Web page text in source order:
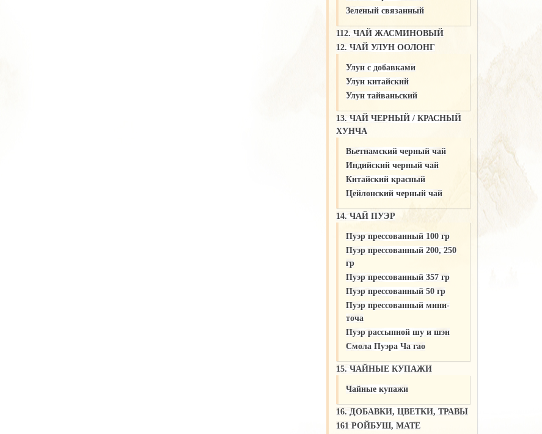
Зеленый связанный
112. ЧАЙ ЖАСМИНОВЫЙ
12. ЧАЙ УЛУН ООЛОНГ
Улун c добавками
Улун китайский
Улун тайваньский
13. ЧАЙ ЧЕРНЫЙ / КРАСНЫЙ
ХУНЧА
Вьетнамский черный чай
Индийский черный чай
Китайский красный
Цейлонский черный чай
14. ЧАЙ ПУЭР
Пуэр прессованный 100 гр
Пуэр прессованный 200, 250
гр
Пуэр прессованный 357 гр
Пуэр прессованный 50 гр
Пуэр прессованный мини-
точа
Пуэр рассыпной шу и шэн
Смола Пуэра Ча гао
15. ЧАЙНЫЕ КУПАЖИ
Чайные купажи
16. ДОБАВКИ, ЦВЕТКИ, ТРАВЫ
161 РОЙБУШ, МАТЕ